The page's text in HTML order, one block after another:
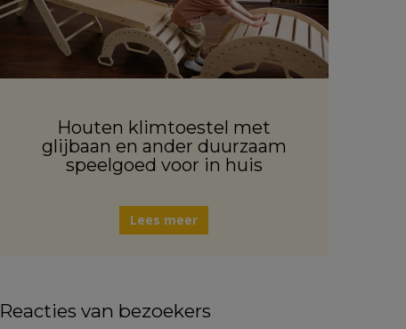
Houten klimtoestel met
glijbaan en ander duurzaam
speelgoed voor in huis
Lees meer
Reacties van bezoekers